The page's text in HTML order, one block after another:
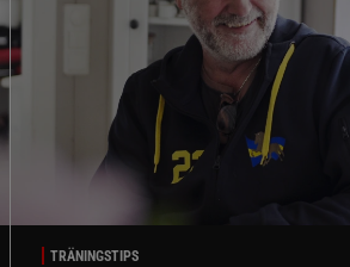
TRÄNINGSTIPS